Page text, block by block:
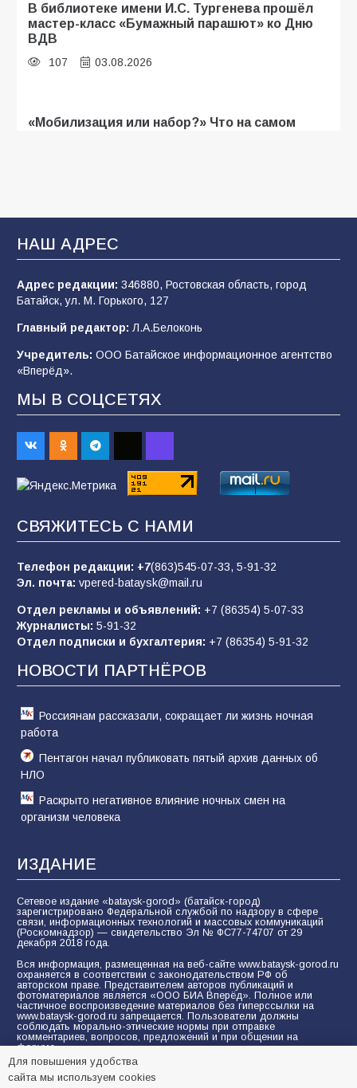
В библиотеке имени И.С. Тургенева прошёл
мастер-класс «Бумажный парашют» ко Дню
ВДВ
107 03.08.2026
«Мобилизация или набор?» Что на самом
В Батайске продолжаются дорожные работы
101 04.08.2026
Будет ли мобилизация в России в 2026 году
после выборов: в Госдуме дали ответ
98 06.08.2026
«Слухами Москву не возьмёшь»: почему
заявления Киева о мобилизации — это
отчаяние, а не разведка
02.08.2026
Морской квест в детском саду: как
74 01.08.2026
В детском саду № 35 дети освоили
строительные профессии в ходе
спортивного праздника
72 07.08.2026
НАШ АДРЕС
Адрес редакции: 346880, Ростовская область, город
Батайск, ул. М. Горького, 127
Главный редактор: Л.А.Белоконь
Учредитель: ООО Батайское информационное агентство
«Вперёд».
МЫ В СОЦСЕТЯХ
СВЯЖИТЕСЬ С НАМИ
Телефон редакции: +7(863)545-07-33, 5-91-32
Эл. почта: vpered-bataysk@mail.ru
Отдел рекламы и объявлений: +7 (86354) 5-07-33
Журналисты: 5-91-32
Отдел подписки и бухгалтерия: +7 (86354) 5-91-32
НОВОСТИ ПАРТНЁРОВ
Россиянам рассказали, сокращает ли жизнь ночная
работа
Пентагон начал публиковать пятый архив данных об
НЛО
Раскрыто негативное влияние ночных смен на
организм человека
ИЗДАНИЕ
Сетевое издание «bataysk-gorod» (батайск-город)
зарегистрировано Федеральной службой по надзору в сфере
связи, информационных технологий и массовых коммуникаций
(Роскомнадзор) — свидетельство Эл № ФС77-74707 от 29
декабря 2018 года.
Вся информация, размещенная на веб-сайте www.bataysk-gorod.ru
охраняется в соответствии с законодательством РФ об
авторском праве. Представителем авторов публикаций и
фотоматериалов является «ООО БИА Вперёд». Полное или
частичное воспроизведение материалов без гиперссылки на
www.bataysk-gorod.ru запрещается. Пользователи должны
соблюдать морально-этические нормы при отправке
комментариев, вопросов, предложений и при общении на
форуме.
Политика конфиденциальности и защиты информации
Для повышения удобства
сайта мы используем cookies